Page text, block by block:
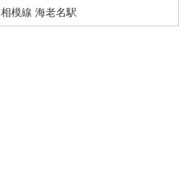
相模線 海老名駅